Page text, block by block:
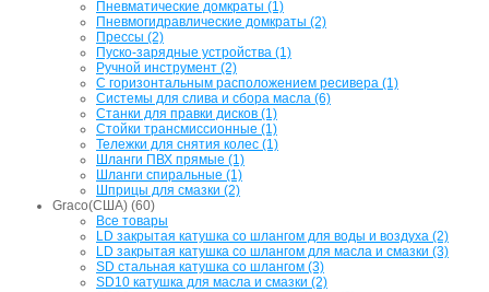
Пневматические домкраты (1)
Пневмогидравлические домкраты (2)
Прессы (2)
Пуско-зарядные устройства (1)
Ручной инструмент (2)
С горизонтальным расположением ресивера (1)
Системы для слива и сбора масла (6)
Станки для правки дисков (1)
Стойки трансмиссионные (1)
Тележки для снятия колес (1)
Шланги ПВХ прямые (1)
Шланги спиральные (1)
Шприцы для смазки (2)
Graco(США) (60)
Все товары
LD закрытая катушка со шлангом для воды и воздуха (2)
LD закрытая катушка со шлангом для масла и смазки (3)
SD стальная катушка со шлангом (3)
SD10 катушка для масла и смазки (2)